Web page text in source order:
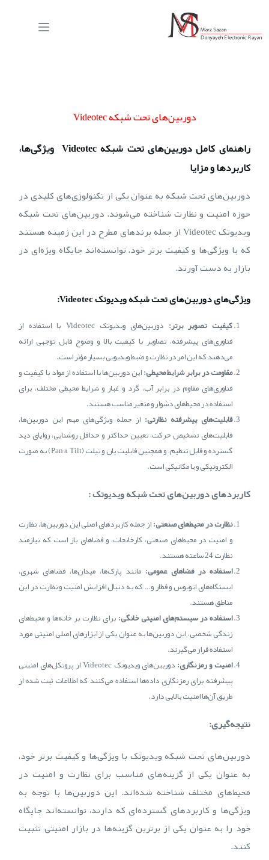
دوربین‌های تحت شبکه Videotec
راهنمای کامل دوربین‌های تحت شبکه Videotec ویژگی‌ها،
کاربردها و مزایا
دوربین‌های تحت شبکه به‌ عنوان یکی از تکنولوژی‌های کلیدی در
حوزه امنیت و نظارت شناخته می‌شوند. دوربین‌های تحت شبکه
ویدیوتک Videotec از جمله برندهای مطرح در این زمینه هستند
که با ویژگی‌ها و کیفیت برتر خود، توانسته‌اند جایگاه ویژه‌ای در
بازار به دست آورند.
ویژگی‌های دوربین‌های تحت شبکه ویدیوتک Videotec:
کیفیت تصویر برتر:
دوربین‌های ویدیوتک Videotec با استفاده از
فناوری‌های پیشرفته، تصاویر با کیفیت بالا و وضوح قابل توجهی ارائه
می‌دهند که این امر در نظارت و ضبط ویدیویی بسیار مؤثر است.
مقاومت در برابر شرایط محیطی:این دوربین‌ها با استفاده از مواد با کیفیت و
فناوری‌های مقاوم در برابر آب، گرد و غبار و شرایط محیطی مختلف، برای
استفاده در محیط‌های دشوار و متغیر مناسب هستند.
قابلیت‌های پیشرفته نظارتی: از جمله ویژگی‌های مهم این دوربین‌ها،
قابلیت‌های تشخیص حرکت، تعیین حداکثر و حداقل روشنایی، زوایای دید
گسترده و قابل تنظیم، و همچنین قابلیت پان و تیلت (Pan & Tilt) به صورت
الکترونیکی و یا مکانیکی است.
کاربردهای دوربین‌های تحت شبکه ویدیوتک :
نظارت در محیط‌های صنعتی:از جمله کاربردهای اصلی این دوربین‌ها، نظارت
و امنیت در محیط‌های صنعتی، کارخانجات، و فضاهای باز است که نیازمند
نظارت 24 ساعته هستند.
استفاده در فضاهای عمومی: مانند پارک‌ها، میدان‌ها، فضاهای شهری،
ایستگاه‌های اتوبوس و قطار و… که به دنبال افزایش امنیت و نظارت در این
مناطق هستند.
استفاده در سیستم‌های امنیتی خانگی:برای نظارت بر خانه‌ها و محیط‌های
زندگی شخصی، این دوربین‌ها به عنوان یکی از ابزارهای اصلی امنیتی مورد
استفاده قرار می‌گیرند.
امنیت و رمزنگاری:
دوربین‌های ویدیوتک Videotec از پروتکل‌های امنیتی
پیشرفته برای رمزنگاری داده‌ها استفاده می‌کنند که اطلاعات ثبت شده از
طریق آن‌ها امنیت بالایی دارد.
نتیجه‌گیری:
دوربین‌های تحت شبکه ویدیوتک با ویژگی‌ها و کیفیت برتر خود،
به عنوان یکی از گزینه‌های مناسب برای نظارت و امنیت در
محیط‌های مختلف شناخته شده‌اند. این دوربین‌ها با توجه به
ویژگی‌ها و کاربردهای گسترده‌ای که دارند، توانسته‌اند جایگاه
خود را به عنوان یکی از برترین گزینه‌ها در بازار امنیتی تثبیت
کنند.